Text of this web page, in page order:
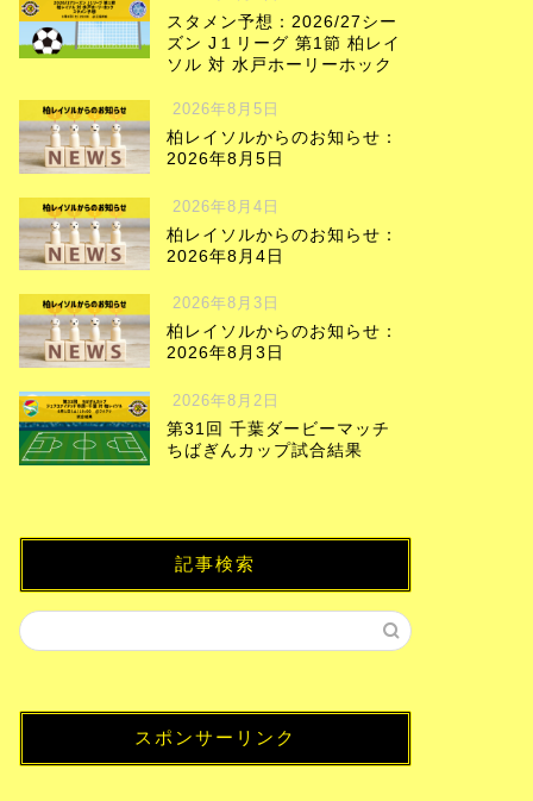
スタメン予想：2026/27シー
ズン J１リーグ 第1節 柏レイ
ソル 対 水戸ホーリーホック
2026年8月5日
柏レイソルからのお知らせ：
2026年8月5日
2026年8月4日
柏レイソルからのお知らせ：
2026年8月4日
2026年8月3日
柏レイソルからのお知らせ：
2026年8月3日
2026年8月2日
第31回 千葉ダービーマッチ
ちばぎんカップ試合結果
記事検索
スポンサーリンク